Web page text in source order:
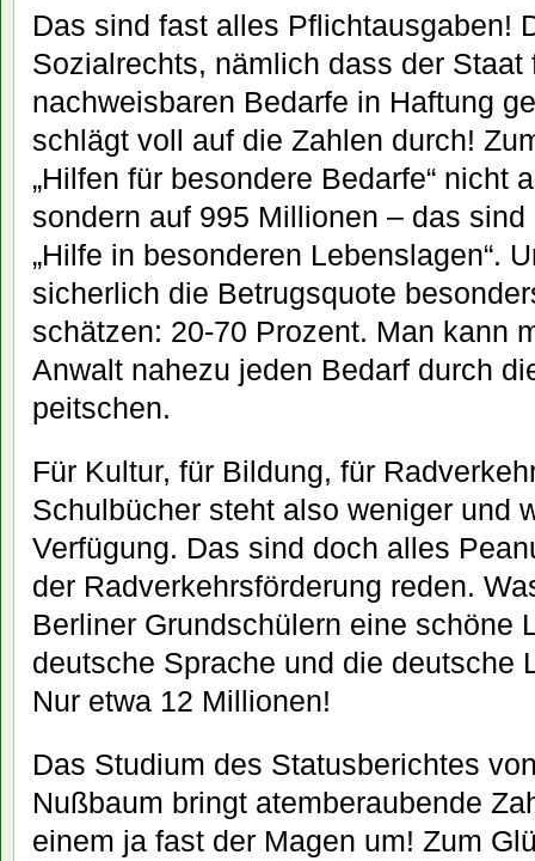
Das sind fast alles Pflichtausgaben!
Sozialrechts, nämlich dass der
nachweisbaren Bedarfe in Haftung
schlägt voll auf die Zahlen durch!
„Hilfen für besondere Bedarfe“ nicht
sondern auf 995 Millionen – das
„Hilfe in besonderen Lebenslagen“.
sicherlich die Betrugsquote
schätzen: 20-70 Prozent. Man kann
Anwalt nahezu jeden Bedarf durch
peitschen.
Für Kultur, für Bildung, für
Schulbücher steht also weniger und
Verfügung. Das sind doch alles
der Radverkehrsförderung reden.
Berliner Grundschülern eine schöne
deutsche Sprache und die deutsche
Nur etwa 12 Millionen!
Das Studium des Statusberichtes
Nußbaum bringt atemberaubende
einem ja fast der Magen um! Zum